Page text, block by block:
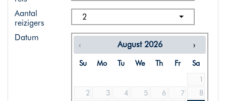
Aantal
reizigers
2
Datum
August 2026
Su Mo Tu We Th Fr
Sa
1
2
3 4 5 6 7
8